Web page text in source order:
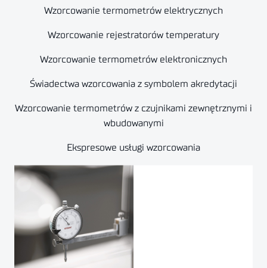
Wzorcowanie termometrów elektrycznych
Wzorcowanie rejestratorów temperatury
Wzorcowanie termometrów elektronicznych
Świadectwa wzorcowania z symbolem akredytacji
Wzorcowanie termometrów z czujnikami zewnętrznymi i
wbudowanymi
Ekspresowe usługi wzorcowania